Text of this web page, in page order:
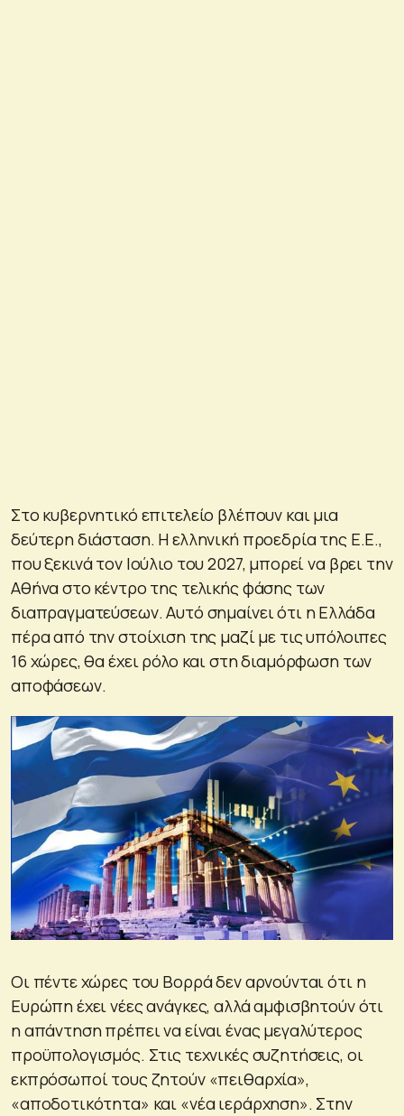
Στο κυβερνητικό επιτελείο βλέπουν και μια
δεύτερη διάσταση. Η ελληνική προεδρία της Ε.Ε.,
που ξεκινά τον Ιούλιο του 2027, μπορεί να βρει την
Αθήνα στο κέντρο της τελικής φάσης των
διαπραγματεύσεων. Αυτό σημαίνει ότι η Ελλάδα
πέρα από την στοίχιση της μαζί με τις υπόλοιπες
16 χώρες, θα έχει ρόλο και στη διαμόρφωση των
αποφάσεων.
Οι πέντε χώρες του Βορρά δεν αρνούνται ότι η
Ευρώπη έχει νέες ανάγκες, αλλά αμφισβητούν ότι
η απάντηση πρέπει να είναι ένας μεγαλύτερος
προϋπολογισμός. Στις τεχνικές συζητήσεις, οι
εκπρόσωποί τους ζητούν «πειθαρχία»,
«αποδοτικότητα» και «νέα ιεράρχηση». Στην